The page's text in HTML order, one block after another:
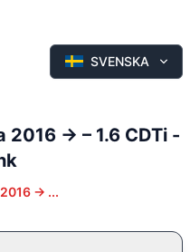
SVENSKA
2016 -> – 1.6 CDTi -
2016 -> ...